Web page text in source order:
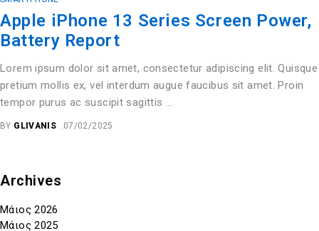
Apple iPhone 13 Series Screen Power,
Battery Report
Lorem ipsum dolor sit amet, consectetur adipiscing elit. Quisque
pretium mollis ex, vel interdum augue faucibus sit amet. Proin
tempor purus ac suscipit sagittis …
BY GLIVANIS 07/02/2025
Archives
Μάιος 2026
Μάιος 2025